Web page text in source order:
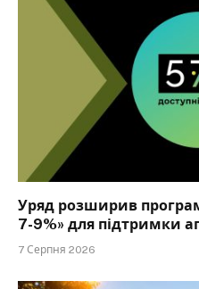
Уряд розширив
7-9%» для підтримки
7 Серпня 2026